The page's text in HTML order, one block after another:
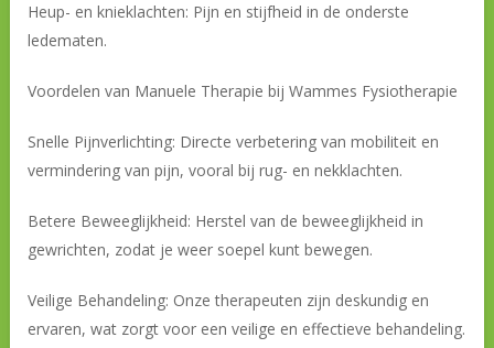
Heup- en knieklachten: Pijn en stijfheid in de onderste
ledematen.
Voordelen van Manuele Therapie bij Wammes Fysiotherapie
Snelle Pijnverlichting: Directe verbetering van mobiliteit en
vermindering van pijn, vooral bij rug- en nekklachten.
Betere Beweeglijkheid: Herstel van de beweeglijkheid in
gewrichten, zodat je weer soepel kunt bewegen.
Veilige Behandeling: Onze therapeuten zijn deskundig en
ervaren, wat zorgt voor een veilige en effectieve behandeling.